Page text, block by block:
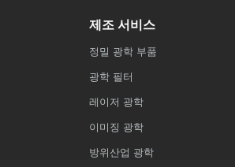
제조 서비스
정밀 광학 부품
광학 필터
레이저 광학
이미징 광학
방위산업 광학